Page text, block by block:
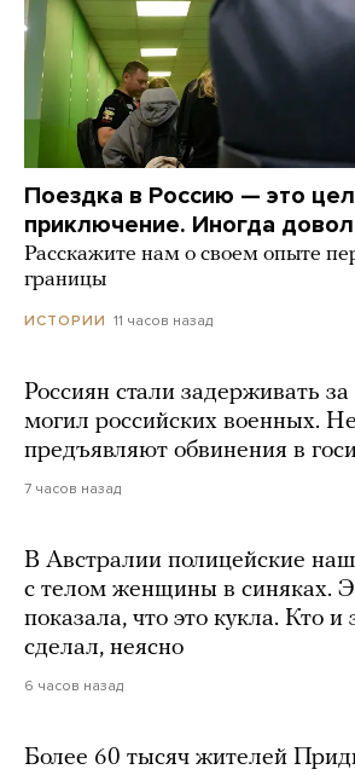
Поездка в Россию — это
приключение. Иногда
Расскажите нам о своем опыте
границы
ИСТОРИИ 11 часов назад
Россиян стали задерживать
могил российских военных.
предъявляют обвинения в
7 часов назад
В Австралии полицейские
с телом женщины в синяках.
показала, что это кукла. Кто и
сделал, неясно
6 часов назад
Более 60 тысяч жителей